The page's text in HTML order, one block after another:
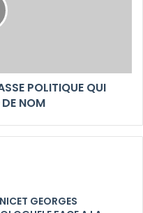
POLITIQUE QUI
DE NOM
GEORGES